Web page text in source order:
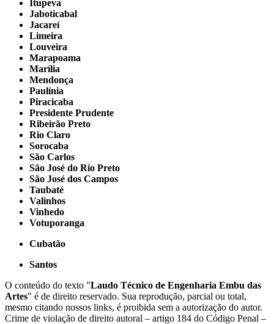
Itupeva
Jaboticabal
Jacareí
Limeira
Louveira
Marapoama
Marília
Mendonça
Paulínia
Piracicaba
Presidente Prudente
Ribeirão Preto
Rio Claro
Sorocaba
São Carlos
São José do Rio Preto
São José dos Campos
Taubaté
Valinhos
Vinhedo
Votuporanga
Cubatão
Santos
O conteúdo do texto "Laudo Técnico de Engenharia Embu das
Artes" é de direito reservado. Sua reprodução, parcial ou total,
mesmo citando nossos links, é proibida sem a autorização do autor.
Crime de violação de direito autoral – artigo 184 do Código Penal –